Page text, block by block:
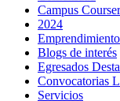
Campus
2024
Emprendimiento
Blogs de interés
Egresados
Convocatorias
Servicios